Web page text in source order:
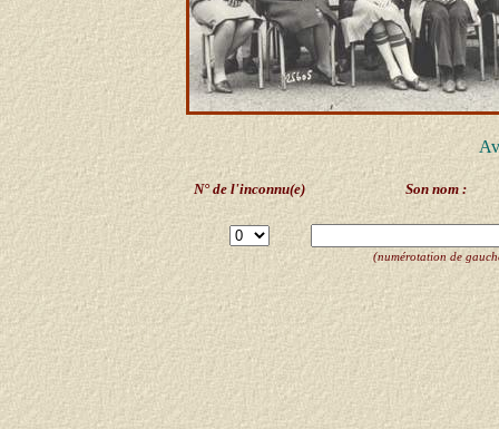
N° de l'inconnu(e) Son nom :
(numérotation de